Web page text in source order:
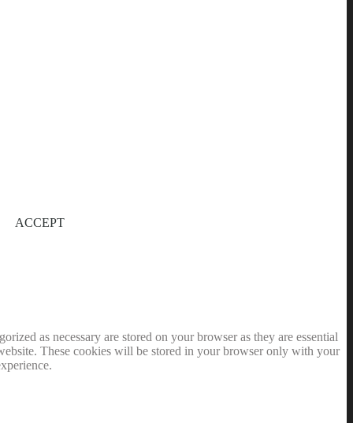
ACCEPT
as necessary are stored on your browser as they are essential
These cookies will be stored in your browser only with your